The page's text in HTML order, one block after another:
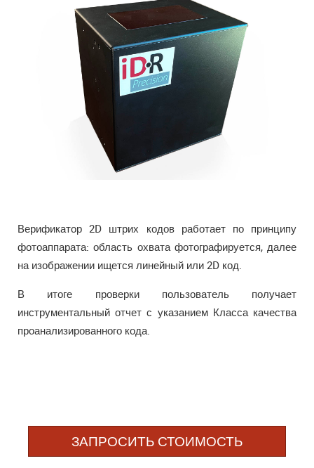
Верификатор 2D штрих кодов работает по принципу
фотоаппарата: область охвата фотографируется, далее
на изображении ищется линейный или 2D код.
В итоге проверки пользователь получает
инструментальный отчет с указанием Класса качества
проанализированного кода.
ЗАПРОСИТЬ СТОИМОСТЬ